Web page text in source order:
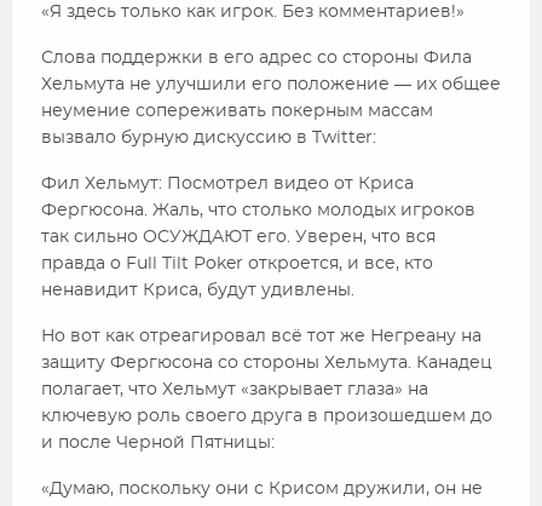
«Я здесь только как игрок. Без комментариев!»
Слова поддержки в его адрес со стороны Фила
Хельмута не улучшили его положение — их общее
неумение сопереживать покерным массам
вызвало бурную дискуссию в Twitter:
Фил Хельмут: Посмотрел видео от Криса
Фергюсона. Жаль, что столько молодых игроков
так сильно ОСУЖДАЮТ его. Уверен, что вся
правда о Full Tilt Poker откроется, и все, кто
ненавидит Криса, будут удивлены.
Но вот как отреагировал всё тот же Негреану на
защиту Фергюсона со стороны Хельмута. Канадец
полагает, что Хельмут «закрывает глаза» на
ключевую роль своего друга в произошедшем до
и после Черной Пятницы:
«Думаю, поскольку они с Крисом дружили, он не